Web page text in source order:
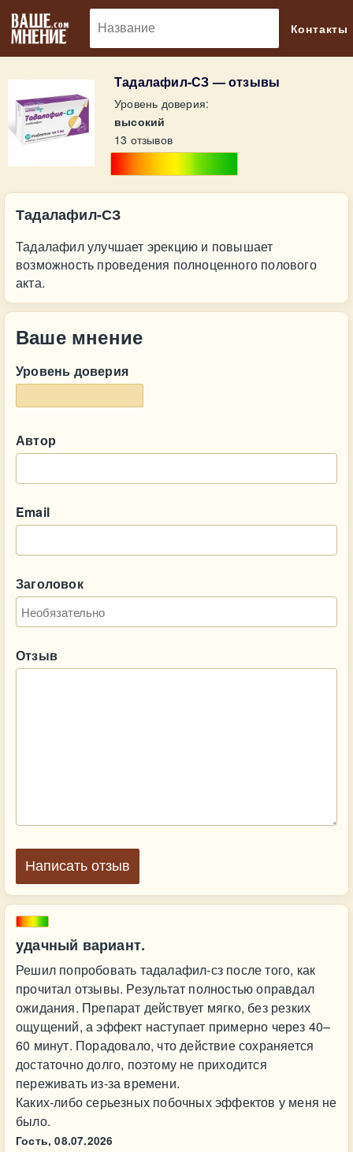
Контакты
Тадалафил-СЗ — отзывы
Уровень доверия:
высокий
13 отзывов
удачный вариант.
Решил попробовать тадалафил-сз после того, как
прочитал отзывы. Результат полностью оправдал
ожидания. Препарат действует мягко, без резких
ощущений, а эффект наступает примерно через 40–
60 минут. Порадовало, что действие сохраняется
достаточно долго, поэтому не приходится
переживать из-за времени.
Каких-либо серьезных побочных эффектов у меня не
было.
Гость, 08.07.2026
Тадалафил-СЗ
Тадалафил улучшает эрекцию и повышает
возможность проведения полноценного полового
акта.
Ваше мнение
Уровень доверия
Автор
Email
Заголовок
Отзыв
Написать отзыв